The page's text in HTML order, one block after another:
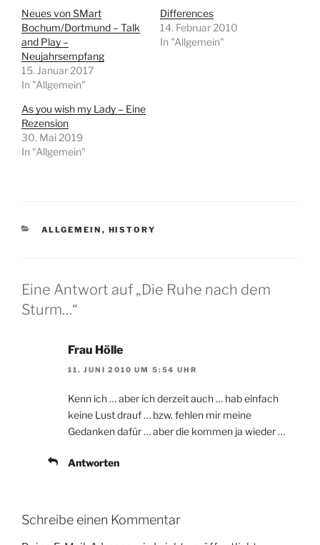
Neues von SMart
Bochum/Dortmund – Talk
and Play –
Neujahrsempfang
15. Januar 2017
In "Allgemein"
Differences
14. Februar 2010
In "Allgemein"
As you wish my Lady – Eine
Rezension
30. Mai 2019
In "Allgemein"
KATEGORIEN
ALLGEMEIN , HISTORY
Eine Antwort auf „Die Ruhe nach dem
Sturm…“
Frau Hölle
11. JUNI 2010 UM 5:54 UHR
Kenn ich … aber ich derzeit auch … hab einfach
keine Lust drauf … bzw. fehlen mir meine
Gedanken dafür … aber die kommen ja wieder …
Antworten
Schreibe einen Kommentar